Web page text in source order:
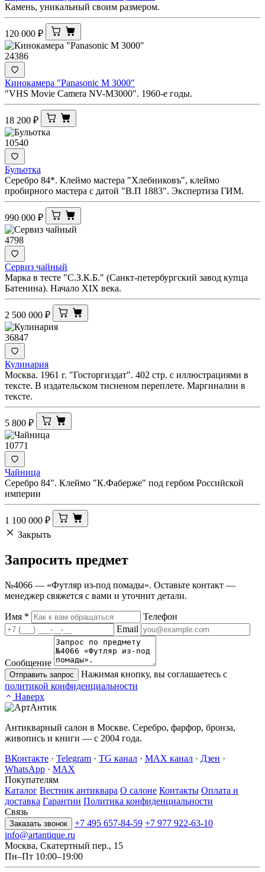
Камень, уникальный своим размером.
120 000 ₽
24386
Кинокамера "Panasonic M 3000"
"VHS Movie Camera NV-M3000". 1960-е годы.
18 200 ₽
10540
Бульотка
Серебро 84*. Клеймо мастера "Хлебниковъ", клеймо
пробирного мастера с датой "В.П 1883". Экспертиза ГИМ.
990 000 ₽
4798
Сервиз чайный
Марка в тесте "С.З.К.Б." (Санкт-петербургский завод купца
Батенина). Начало XIX века.
2 500 000 ₽
36847
Кулинария
Москва. 1961 г. "Госторгиздат". 402 стр. с иллюстрациями в
тексте. В издательском тисненом переплете. Маргиналии в
тексте.
5 800 ₽
10771
Чайница
Серебро 84". Клеймо "К.Фаберже" под гербом Российской
империи
1 100 000 ₽
Закрыть
Запросить предмет
№4066 — «Футляр из-под помады». Оставьте контакт —
менеджер свяжется с вами и уточнит детали.
Имя *
Телефон
Email
Сообщение
Отправить запрос
Нажимая кнопку, вы соглашаетесь с
политикой конфиденциальности
Наверх
Антикварный салон в Москве. Серебро, фарфор, бронза,
живопись и книги — с 2004 года.
ВКонтакте · Telegram · TG канал · MAX канал · Дзен ·
WhatsApp · MAX
Покупателям
Каталог Вестник антиквара О салоне Контакты Оплата и
доставка Гарантии Политика конфиденциальности
Связь
Заказать звонок +7 495 657-84-59 +7 977 922-63-10
info@artantique.ru
Москва, Скатертный пер., 15
Пн–Пт 10:00–19:00